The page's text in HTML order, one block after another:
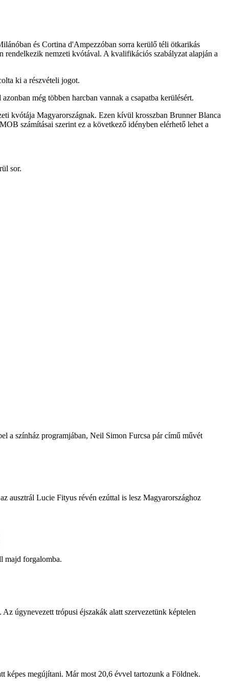
és Cortina d'Ampezzóban sorra kerülő téli ötkarikás
rendelkezik nemzeti kvótával. A kvalifikációs szabályzat alapján a
ki a részvételi jogot.
még többen harcban vannak a csapatba kerülésért.
kvótája Magyarországnak. Ezen kívül krosszban Brunner Blanca
számításai szerint ez a következő idényben elérhető lehet a
sor.
a színház programjában, Neil Simon Furcsa pár című művét
ausztrál Lucie Fityus révén ezúttal is lesz Magyarországhoz
majd forgalomba.
úgynevezett trópusi éjszakák alatt szervezetünk képtelen
képes megújítani. Már most 20,6 évvel tartozunk a Földnek.